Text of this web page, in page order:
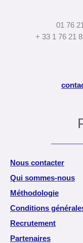
01 76
+ 33 1 76 21
Nous contacter
Qui sommes-nous
Méthodologie
Conditions
Recrutement
Partenaires